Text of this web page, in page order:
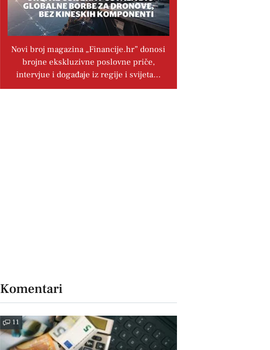
Novi broj magazina „Financije.hr” donosi
brojne ekskluzivne poslovne priče,
intervjue i događaje iz regije i svijeta…
Komentari
11